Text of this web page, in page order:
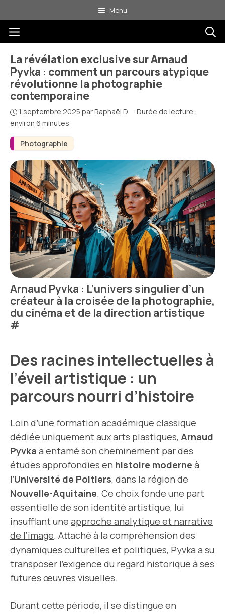
au
contenu
Menu
Menu
Photographie
La révélation exclusive sur Arnaud
Pyvka : comment un parcours atypique
révolutionne la photographie
contemporaine
1 septembre 2025 parRaphaël D. · Durée de lecture :
environ 6 minutes
Arnaud Pyvka : L’univers singulier d’un
créateur à la croisée de la photographie,
du cinéma et de la direction artistique
#
Des racines intellectuelles à
l’éveil artistique : un
parcours nourri d’histoire
Loin d’une formation académique classique
dédiée uniquement aux arts plastiques, Arnaud
Pyvka a entamé son cheminement par des
études approfondies en histoire moderne à
l’Université de Poitiers, dans la région de
Nouvelle-Aquitaine. Ce choix fonde une part
essentielle de son identité artistique, lui
insufflant une approche analytique et narrative
de l’image. Attaché à la compréhension des
dynamiques culturelles et politiques, Pyvka a su
transposer l’exigence du regard historique à ses
futures œuvres visuelles.
Durant cette période, il se distingue en